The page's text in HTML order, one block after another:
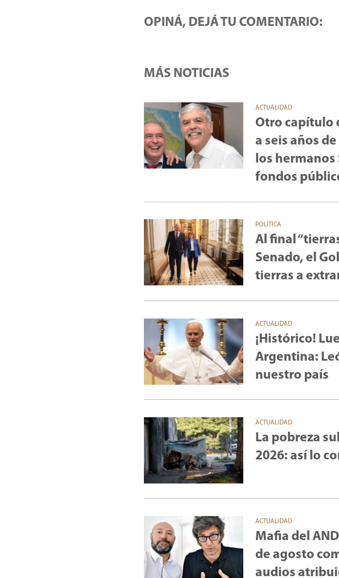
OPINÁ, DEJÁ TU COMENTARIO:
MÁS NOTICIAS
ACTUALIDAD
Otro capítulo
a seis años
los
fondos
POLÍTICA
Al final
Senado, el
tierras a
ACTUALIDAD
¡Histórico!
Argentina:
nuestro país
ACTUALIDAD
La pobreza
2026: así lo
ACTUALIDAD
Mafia del
de agosto
audios